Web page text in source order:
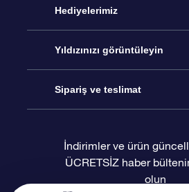
Hizmet
İletişim
Blogu
Değerlendirmeler
Hediyelerimiz
Çevrimiçi Yıldız Hediyesi
OSR Hediye Paketi
OSR Hediye Kartı
Yıldızınızı görüntüleyin
Star Register
Kişiselleştirilmiş Yıldız Sayfası
Sipariş ve teslimat
Ödeme bilgileri
İndirimler ve ürün
ÜCRETSİZ haber
olun